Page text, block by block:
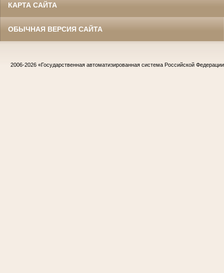
КАРТА САЙТА
ОБЫЧНАЯ ВЕРСИЯ САЙТА
2006-2026 «Государственная автоматизированная система Российской